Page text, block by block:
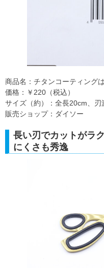
商品名：チタンコーティング
価格：￥220（税込）
サイズ（約）：全長20cm、刃
販売ショップ：ダイソー
長い刃でカットがラ
にくさも秀逸